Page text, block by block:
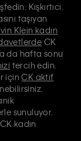
Kışkırtıcı.
taşıyan
Klein kadın
CK
da hafta sonu
tercih edin.
içinCK aktif
sunuluyor.
kadın